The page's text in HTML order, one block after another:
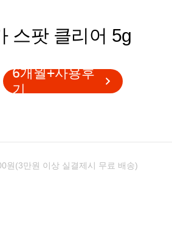
스팟 클리어 5g
6개월+사용후
기
원(3만원 이상 실결제시 무료 배송)